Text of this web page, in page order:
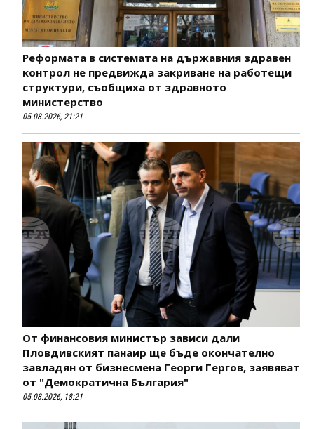
Реформата в системата на държавния здравен
контрол не предвижда закриване на работещи
структури, съобщиха от здравното
министерство
05.08.2026, 21:21
От финансовия министър зависи дали
Пловдивският панаир ще бъде окончателно
завладян от бизнесмена Георги Гергов, заявяват
от "Демократична България"
05.08.2026, 18:21